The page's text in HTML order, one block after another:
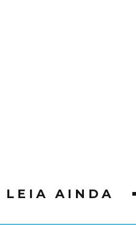
LEIA AINDA